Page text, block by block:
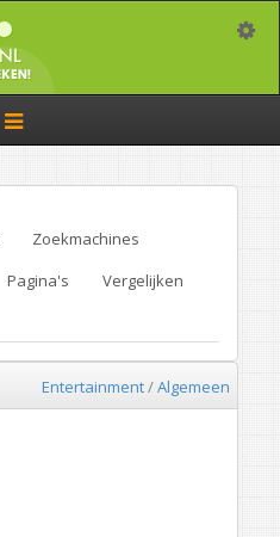
Toggle
navigation
Zoekmachines
Pagina's
Vergelijken
Entertainment/Algemeen